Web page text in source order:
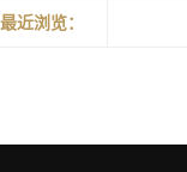
最近浏览：